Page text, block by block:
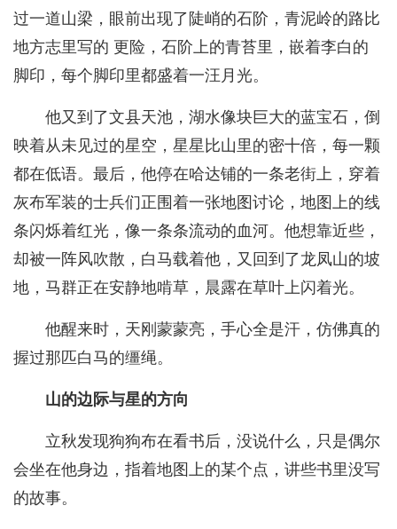
过一道山梁，眼前出现了陡峭的石阶，青泥岭的路比
地方志里写的 更险，石阶上的青苔里，嵌着李白的
脚印，每个脚印里都盛着一汪月光。
他又到了文县天池，湖水像块巨大的蓝宝石，倒
映着从未见过的星空，星星比山里的密十倍，每一颗
都在低语。最后，他停在哈达铺的一条老街上，穿着
灰布军装的士兵们正围着一张地图讨论，地图上的线
条闪烁着红光，像一条条流动的血河。他想靠近些，
却被一阵风吹散，白马载着他，又回到了龙凤山的坡
地，马群正在安静地啃草，晨露在草叶上闪着光。
他醒来时，天刚蒙蒙亮，手心全是汗，仿佛真的
握过那匹白马的缰绳。
山的边际与星的方向
立秋发现狗狗布在看书后，没说什么，只是偶尔
会坐在他身边，指着地图上的某个点，讲些书里没写
的故事。